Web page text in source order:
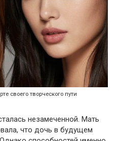
своего творческого пути
незамеченной. Мать
что дочь в будущем